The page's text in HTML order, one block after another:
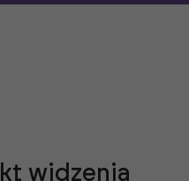
widzenia